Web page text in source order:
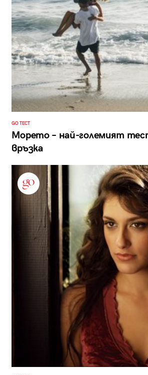
GO ТЕСТ
Морето – най-големият
връзка